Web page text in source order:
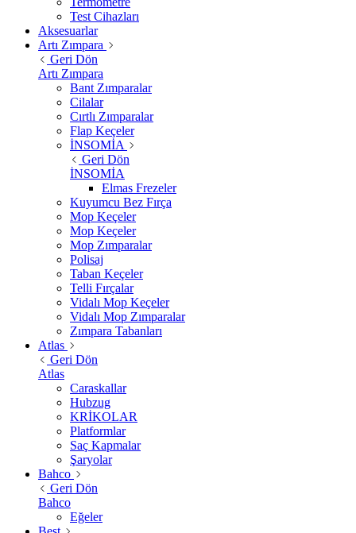
Test Cihazları
Aksesuarlar
Artı Zımpara
Geri Dön
Artı Zımpara
Bant Zımparalar
Cilalar
Cırtlı Zımparalar
Flap Keçeler
İNSOMİA
Geri Dön
İNSOMİA
Elmas Frezeler
Kuyumcu Bez Fırça
Mop Keçeler
Mop Keçeler
Mop Zımparalar
Polisaj
Taban Keçeler
Telli Fırçalar
Vidalı Mop Keçeler
Vidalı Mop Zımparalar
Zımpara Tabanları
Atlas
Geri Dön
Atlas
Caraskallar
Hubzug
KRİKOLAR
Platformlar
Saç Kapmalar
Şaryolar
Bahco
Geri Dön
Bahco
Eğeler